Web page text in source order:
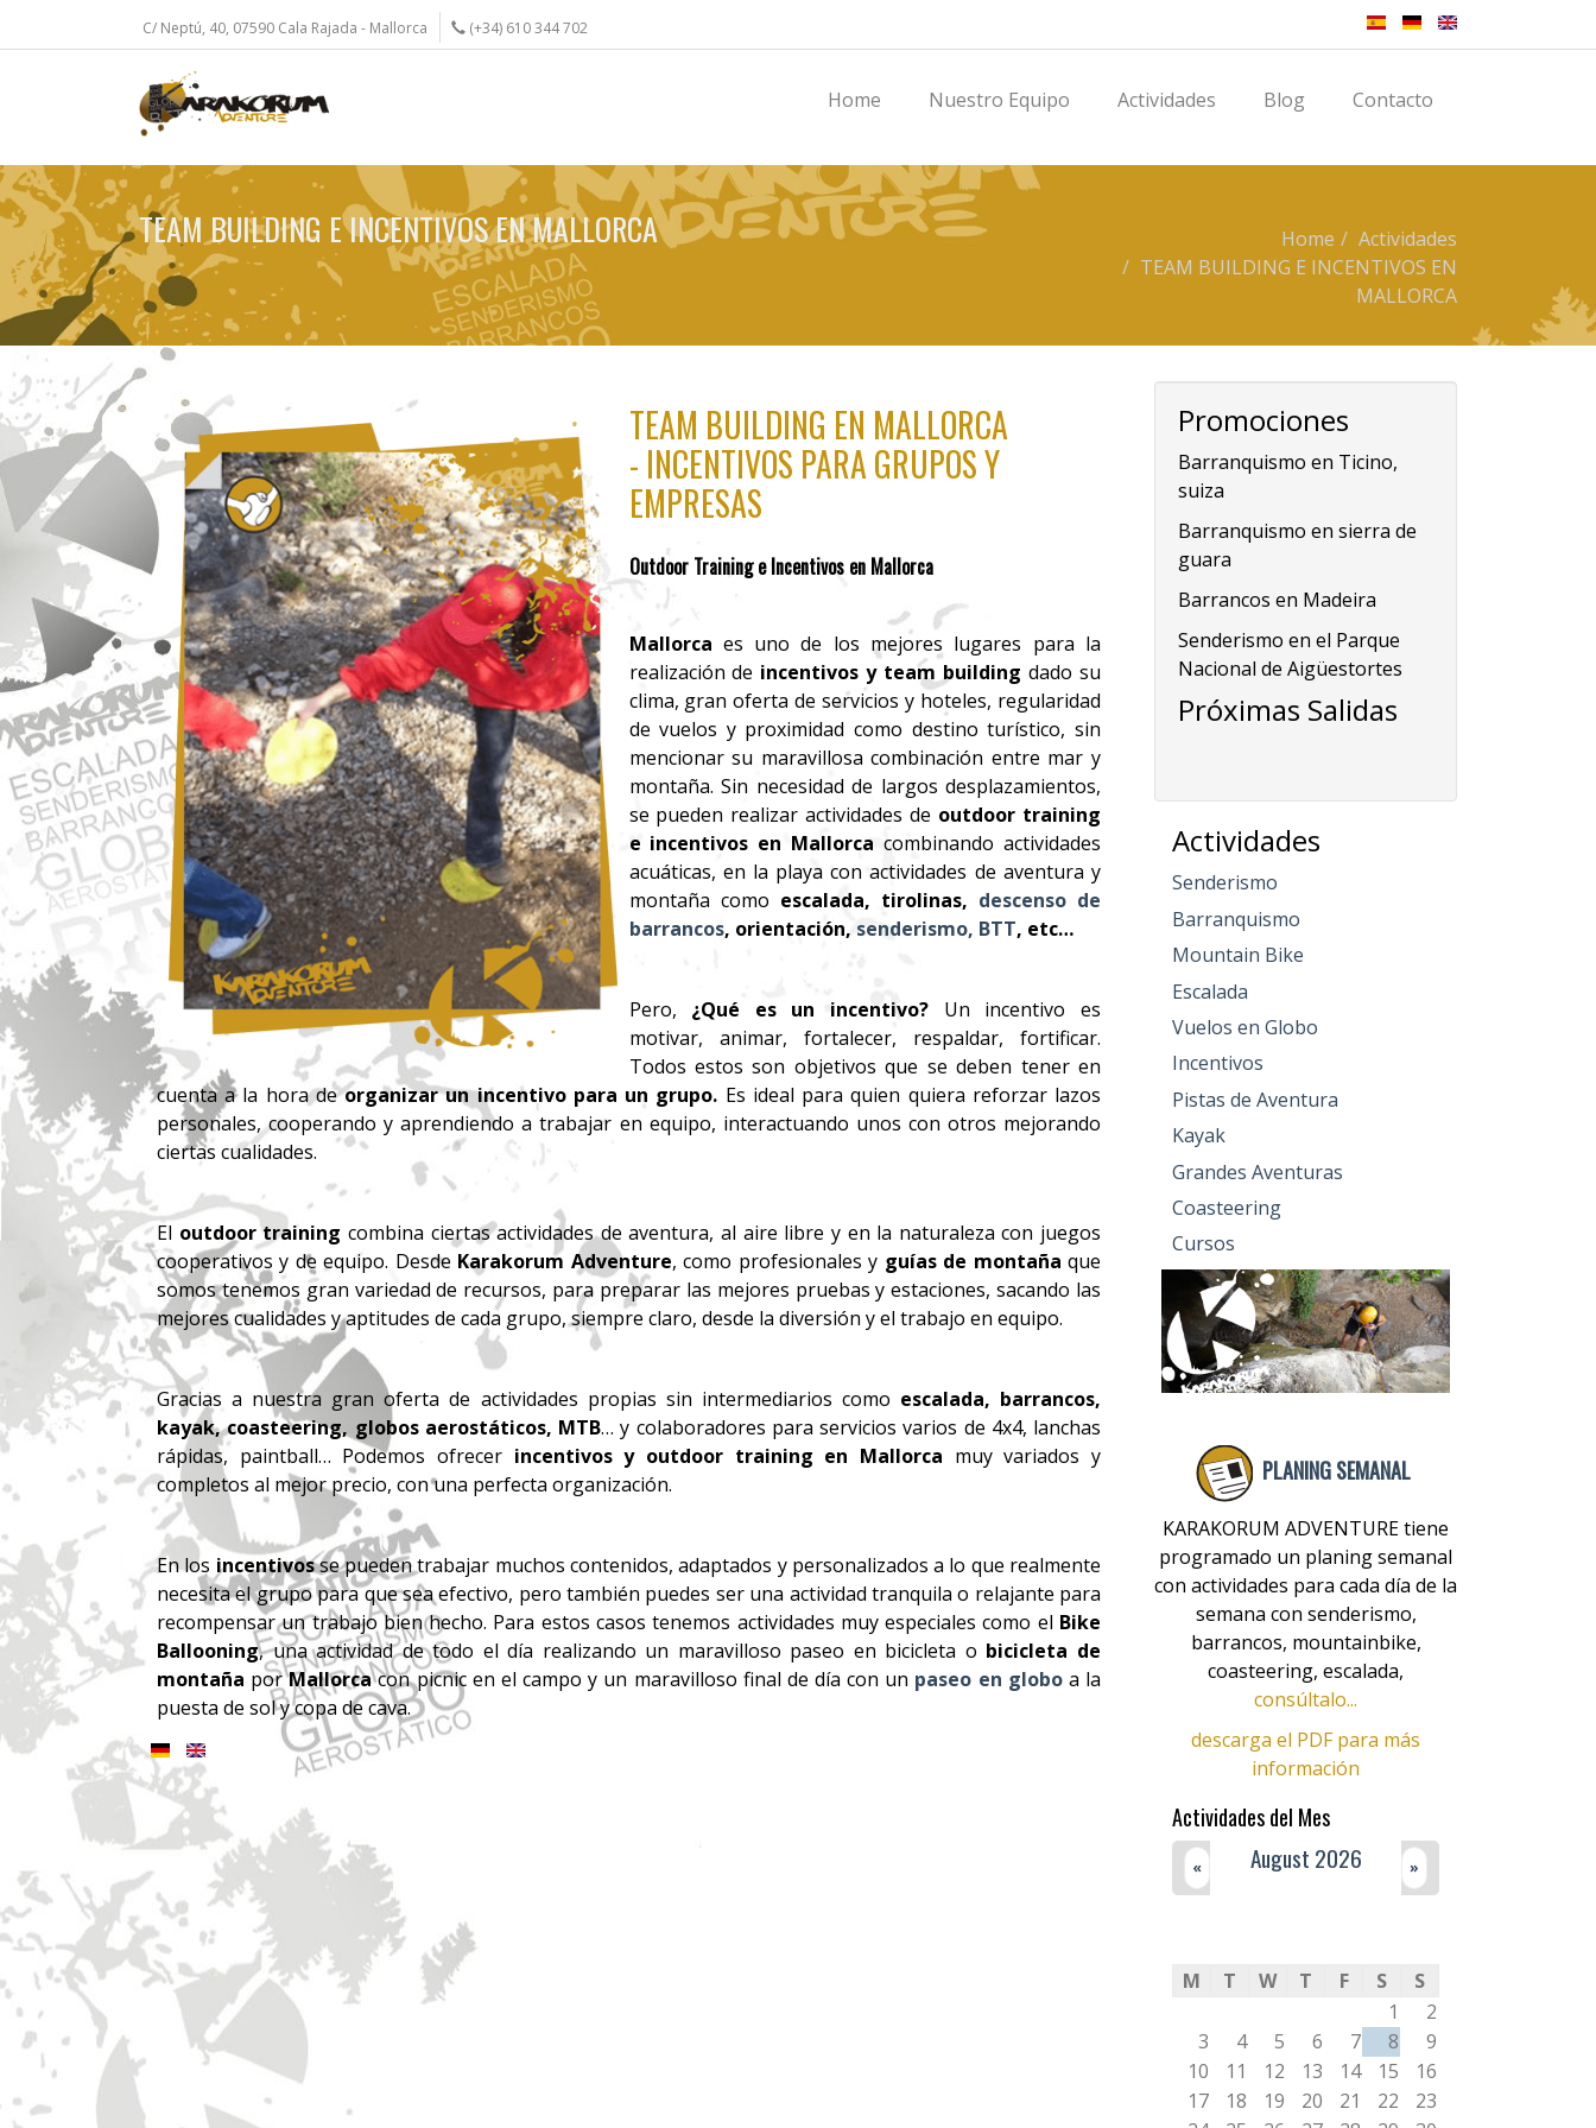
to
C/ Neptú, 40, 07590 Cala Rajada - Mallorca (+34) 610 344 702
Home Nuestro Equipo Actividades Blog Contacto
TEAM BUILDING E INCENTIVOS EN MALLORCA Home
Actividades
TEAM BUILDING E INCENTIVOS EN
MALLORCA
TEAM BUILDING EN MALLORCA
- INCENTIVOS PARA GRUPOS Y
EMPRESAS
Outdoor Training e Incentivos en Mallorca
Mallorca es uno de los mejores lugares para la
realización de incentivos y team building dado su
clima, gran oferta de servicios y hoteles, regularidad
de vuelos y proximidad como destino turístico, sin
mencionar su maravillosa combinación entre mar y
montaña. Sin necesidad de largos desplazamientos,
se pueden realizar actividades de outdoor training
e incentivos en Mallorca combinando actividades
acuáticas, en la playa con actividades de aventura y
montaña como escalada, tirolinas, descenso de
barrancos, orientación, senderismo, BTT, etc…
Pero, ¿Qué es un incentivo? Un incentivo es
motivar, animar, fortalecer, respaldar, fortificar.
Todos estos son objetivos que se deben tener en
cuenta a la hora deorganizar un incentivo para un grupo. Es ideal para quien quiera reforzar lazos
personales, cooperando y aprendiendo a trabajar en equipo, interactuando unos con otros mejorando
ciertas cualidades.
El outdoor training combina ciertas actividades de aventura, al aire libre y en la naturaleza con juegos
cooperativos y de equipo. Desde Karakorum Adventure, como profesionales y guías de montaña que
somos tenemos gran variedad de recursos, para preparar las mejores pruebas y estaciones, sacando las
mejores cualidades y aptitudes de cada grupo, siempre claro, desde la diversión y el trabajo en equipo.
Gracias a nuestra gran oferta de actividades propias sin intermediarios como escalada, barrancos,
kayak, coasteering, globos aerostáticos, MTB… y colaboradores para servicios varios de 4x4, lanchas
rápidas, paintball… Podemos ofrecer incentivos y outdoor training en Mallorca muy variados y
completos al mejor precio, con una perfecta organización.
En los incentivosse pueden trabajar muchos contenidos, adaptados y personalizados a lo que realmente
necesita el grupo para que sea efectivo, pero también puedes ser una actividad tranquila o relajante para
recompensar un trabajo bien hecho. Para estos casos tenemos actividades muy especiales como el Bike
Ballooning, una actividad de todo el día realizando un maravilloso paseo en bicicleta o bicicleta de
montaña porMallorcacon picnic en el campo y un maravilloso final de día con un paseo en globoa la
puesta de sol y copa de cava.
Promociones
Barranquismo en Ticino,
suiza
Barranquismo en sierra de
guara
Barrancos en Madeira
Senderismo en el Parque
Nacional de Aigüestortes
Próximas Salidas
Actividades
Senderismo
Barranquismo
Mountain Bike
Escalada
Vuelos en Globo
Incentivos
Pistas de Aventura
Kayak
Grandes Aventuras
Coasteering
Cursos
PLANING SEMANAL
KARAKORUM ADVENTURE tiene
programado un planing semanal
con actividades para cada día de la
semana con senderismo,
barrancos, mountainbike,
coasteering, escalada,
consúltalo...
descarga el PDF para más
información
Actividades del Mes
August 2026
« »
M T W T F S
S
1
2
3
4 5 6 7 8
9
10
11 12 13 14 15
16
17
18 19 20 21 22
23